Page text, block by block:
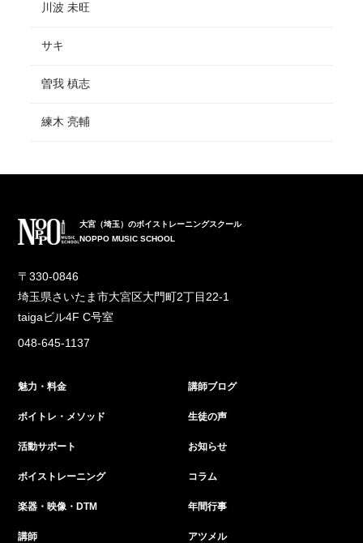
川波 未旺
サキ
曽我 槙志
練木 亮輔
大宮（埼玉）のボイストレーニングスクール
NOPPO MUSIC SCHOOL
〒330-0846
埼玉県さいたま市大宮区大門町2丁目22-1
taigaビル4F C号室
048-645-1137
魅力・料金
ボイトレ・メソッド
活動サポート
ボイストレーニング
楽器・映像・DTM
講師
講師ブログ
生徒の声
お知らせ
コラム
年間行事
アツメル